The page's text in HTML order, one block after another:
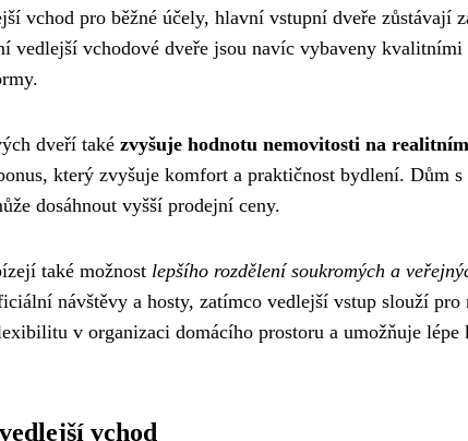
vchod pro běžné účely, hlavní vstupní dveře zůstávají
vedlejší vchodové dveře jsou navíc vybaveny
dveří také zvyšuje hodnotu nemovitosti na
který zvyšuje komfort a praktičnost bydlení. Dům
dosáhnout vyšší prodejní ceny.
také možnost lepšího rozdělení soukromých a
návštěvy a hosty, zatímco vedlejší vstup slouží pro
v organizaci domácího prostoru a umožňuje
vchod